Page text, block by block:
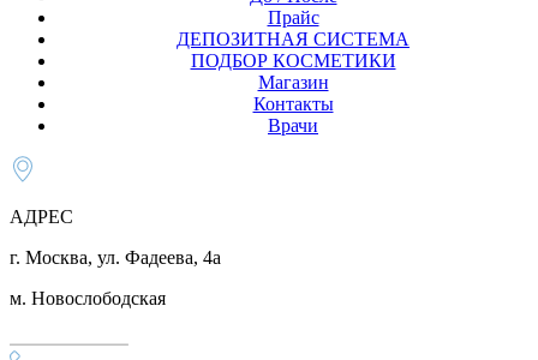
Прайс
ДЕПОЗИТНАЯ СИСТЕМА
ПОДБОР КОСМЕТИКИ
Магазин
Контакты
Врачи
АДРЕС
г. Москва, ул. Фадеева, 4а
м. Новослободская